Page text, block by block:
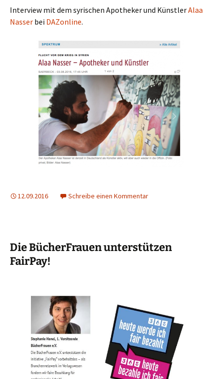
Interview mit dem syrischen Apotheker und KünstlerAlaa
Nasser bei DAZonline.
12.09.2016 Schreibe einen Kommentar
Die BücherFrauen unterstützen
FairPay!